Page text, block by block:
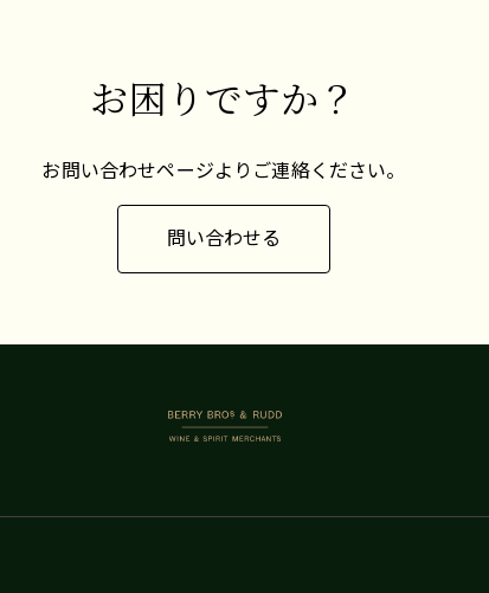
お困りですか？
お問い合わせページよりご連絡ください。
問い合わせる
BERRY BROS. & RUDD